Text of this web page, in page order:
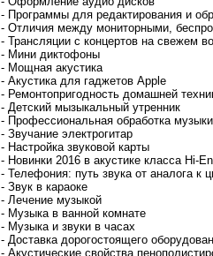
- Программы для редактирования и
- Отличия между мониторными,
- Трансляции с концертов на свежем
- Мини диктофоны
- Мощная акустика
- Акустика для гаджетов Apple
- Ремонтопригодность домашней
- Детский мызыкальный утренник
- Профессиональная обработка музыки
- Звучание электрогитар
- Настройка звуковой карты
- Новинки 2016 в акустике класса Hi-
- Телефония: путь звука от аналога к
- Звук в караоке
- Лечение музыкой
- Музыка в ванной комнате
- Музыка и звуки в часах
- Доставка дорогостоящего
- Акустические свойства